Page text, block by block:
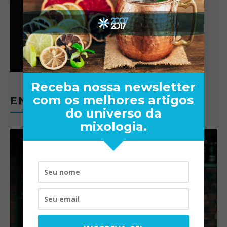
ENTREVISTAS
Receba nossa newsletter
com os melhores artigos
do universo da
mixologia.